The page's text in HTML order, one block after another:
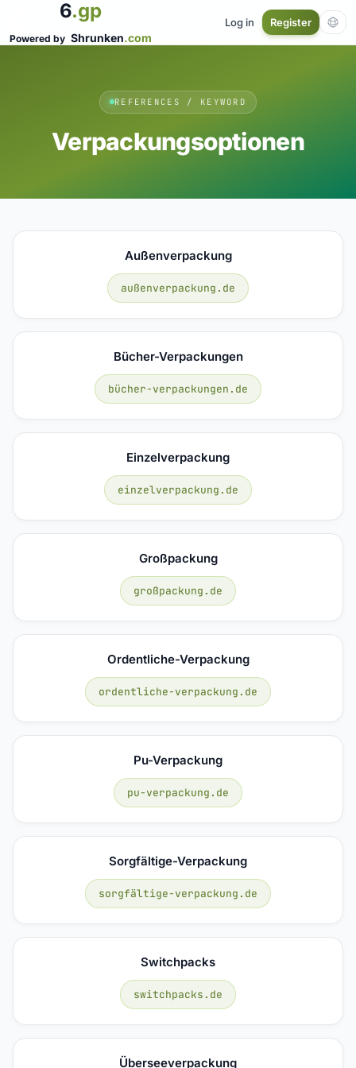
6.gp
Powered by Shrunken.com
Log in Register
REFERENCES / KEYWORD
Verpackungsoptionen
Außenverpackung
außenverpackung.de
Bücher-Verpackungen
bücher-verpackungen.de
Einzelverpackung
einzelverpackung.de
Großpackung
großpackung.de
Ordentliche-Verpackung
ordentliche-verpackung.de
Pu-Verpackung
pu-verpackung.de
Sorgfältige-Verpackung
sorgfältige-verpackung.de
Switchpacks
switchpacks.de
Überseeverpackung